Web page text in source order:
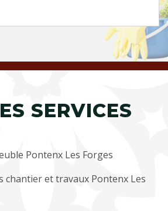
SERVICES
Pontenx Les Forges
chantier et travaux Pontenx Les